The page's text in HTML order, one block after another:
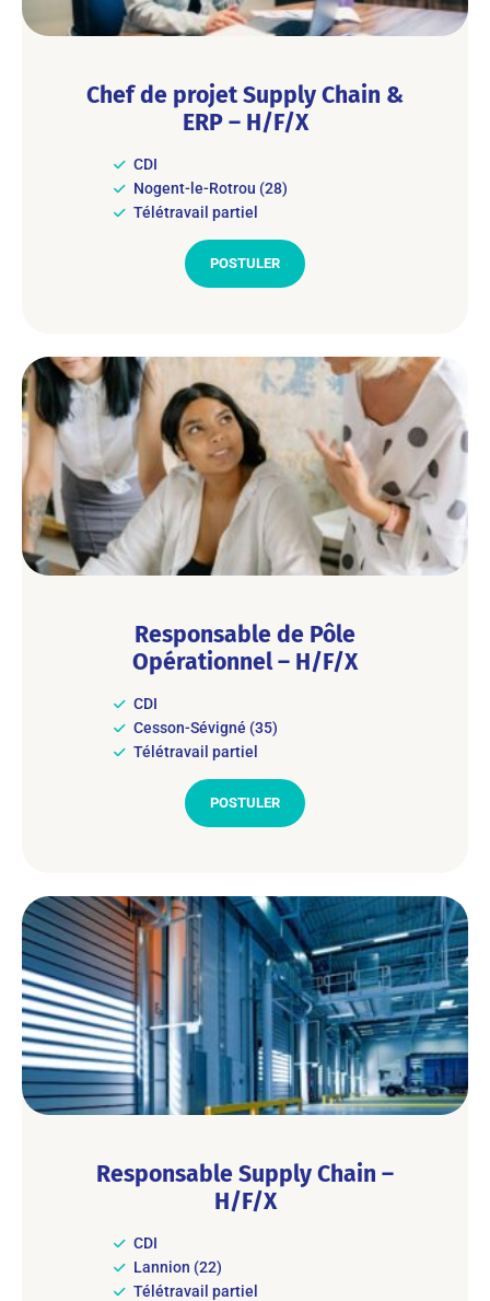
Chef de projet Supply Chain &
ERP – H/F/X
CDI
Nogent-le-Rotrou (28)
Télétravail partiel
POSTULER
Responsable de Pôle
Opérationnel – H/F/X
CDI
Cesson-Sévigné (35)
Télétravail partiel
POSTULER
Responsable Supply Chain –
H/F/X
CDI
Lannion (22)
Télétravail partiel